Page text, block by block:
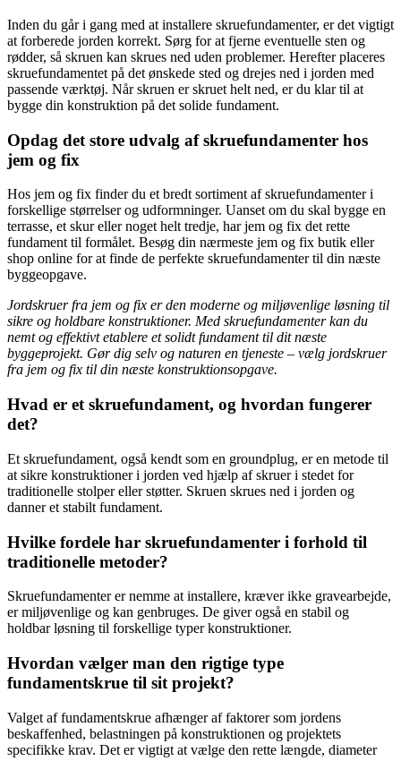
Inden du går i gang med at installere skruefundamenter, er det vigtigt
at forberede jorden korrekt. Sørg for at fjerne eventuelle sten og
rødder, så skruen kan skrues ned uden problemer. Herefter placeres
skruefundamentet på det ønskede sted og drejes ned i jorden med
passende værktøj. Når skruen er skruet helt ned, er du klar til at
bygge din konstruktion på det solide fundament.
Opdag det store udvalg af skruefundamenter hos
jem og fix
Hos jem og fix finder du et bredt sortiment af skruefundamenter i
forskellige størrelser og udformninger. Uanset om du skal bygge en
terrasse, et skur eller noget helt tredje, har jem og fix det rette
fundament til formålet. Besøg din nærmeste jem og fix butik eller
shop online for at finde de perfekte skruefundamenter til din næste
byggeopgave.
Jordskruer fra jem og fix er den moderne og miljøvenlige løsning til
sikre og holdbare konstruktioner. Med skruefundamenter kan du
nemt og effektivt etablere et solidt fundament til dit næste
byggeprojekt. Gør dig selv og naturen en tjeneste – vælg jordskruer
fra jem og fix til din næste konstruktionsopgave.
Hvad er et skruefundament, og hvordan fungerer
det?
Et skruefundament, også kendt som en groundplug, er en metode til
at sikre konstruktioner i jorden ved hjælp af skruer i stedet for
traditionelle stolper eller støtter. Skruen skrues ned i jorden og
danner et stabilt fundament.
Hvilke fordele har skruefundamenter i forhold til
traditionelle metoder?
Skruefundamenter er nemme at installere, kræver ikke gravearbejde,
er miljøvenlige og kan genbruges. De giver også en stabil og
holdbar løsning til forskellige typer konstruktioner.
Hvordan vælger man den rigtige type
fundamentskrue til sit projekt?
Valget af fundamentskrue afhænger af faktorer som jordens
beskaffenhed, belastningen på konstruktionen og projektets
specifikke krav. Det er vigtigt at vælge den rette længde, diameter